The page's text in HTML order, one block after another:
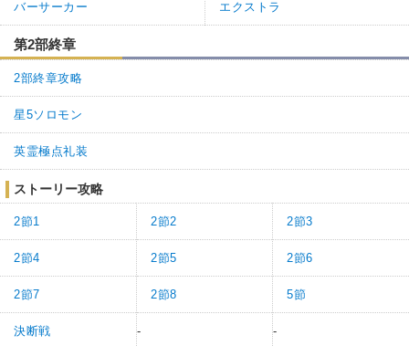
バーサーカー エクストラ
第2部終章
2部終章攻略
星5ソロモン
英霊極点礼装
ストーリー攻略
2節1 2節2 2節3
2節4 2節5 2節6
2節7 2節8 5節
決断戦 - -